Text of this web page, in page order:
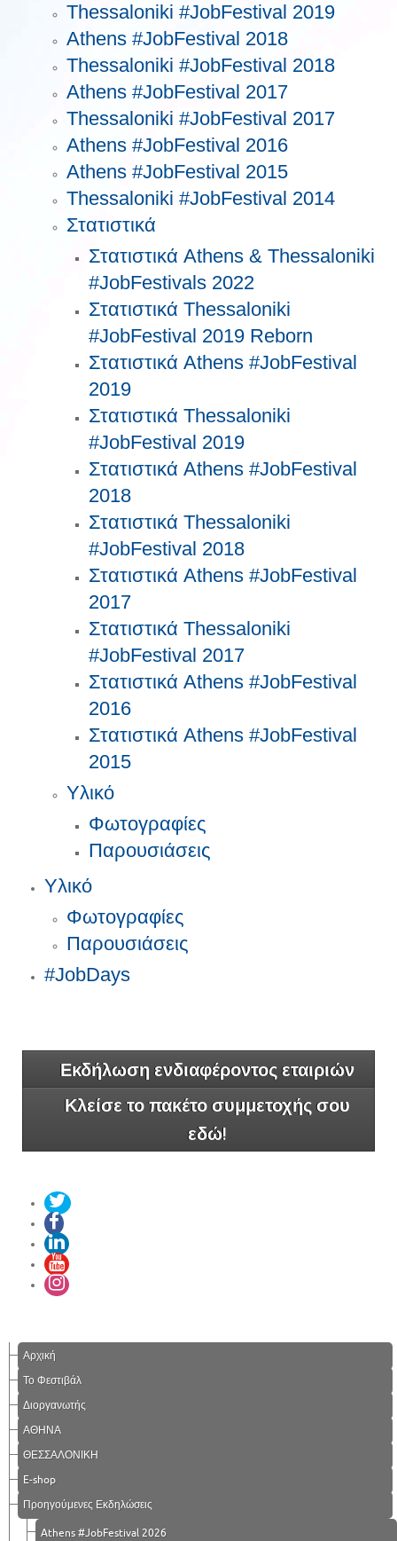
Thessaloniki #JobFestival 2019
Athens #JobFestival 2018
Thessaloniki #JobFestival 2018
Athens #JobFestival 2017
Τhessaloniki #JobFestival 2017
Athens #JobFestival 2016
Athens #JobFestival 2015
Thessaloniki #JobFestival 2014
Στατιστικά
Στατιστικά Athens & Thessaloniki
#JobFestivals 2022
Στατιστικά Thessaloniki
#JobFestival 2019 Reborn
Στατιστικά Athens #JobFestival
2019
Στατιστικά Thessaloniki
#JobFestival 2019
Στατιστικά Athens #JobFestival
2018
Στατιστικά Thessaloniki
#JobFestival 2018
Στατιστικά Athens #JobFestival
2017
Στατιστικά Thessaloniki
#JobFestival 2017
Στατιστικά Athens #JobFestival
2016
Στατιστικά Athens #JobFestival
2015
Υλικό
Φωτογραφίες
Παρουσιάσεις
Υλικό
Φωτογραφίες
Παρουσιάσεις
#JobDays
Εκδήλωση ενδιαφέροντος εταιριών
Κλείσε το πακέτο συμμετοχής σου
εδώ!
Αρχική
Το Φεστιβάλ
Διοργανωτής
ΑΘΗΝΑ
ΘΕΣΣΑΛΟΝΙΚΗ
E-shop
Προηγούμενες Εκδηλώσεις
Athens #JobFestival 2026